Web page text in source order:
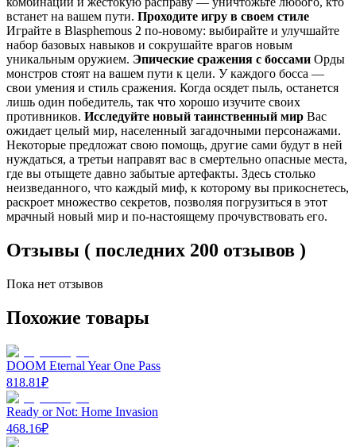
встанет на вашем пути. Проходите игру в своем стиле
Играйте в Blasphemous 2 по-новому: выбирайте и улучшайте
набор базовых навыков и сокрушайте врагов новым
уникальным оружием. Эпические сражения с боссами Орды
монстров стоят на вашем пути к цели. У каждого босса —
свои умения и стиль сражения. Когда осядет пыль, останется
лишь один победитель, так что хорошо изучите своих
противников. Исследуйте новый таинственный мир Вас
ожидает целый мир, населенный загадочными персонажами.
Некоторые предложат свою помощь, другие сами будут в ней
нуждаться, а третьи направят вас в смертельно опасные места,
где вы отыщете давно забытые артефакты. Здесь столько
неизведанного, что каждый миф, к которому вы прикоснетесь,
раскроет множество секретов, позволяя погрузиться в этот
мрачный новый мир и по-настоящему прочувствовать его.
Отзывы ( последних 200 отзывов )
Пока нет отзывов
Похожие товары
DOOM Eternal Year One Pass
818.81₽
Ready or Not: Home Invasion
468.16₽